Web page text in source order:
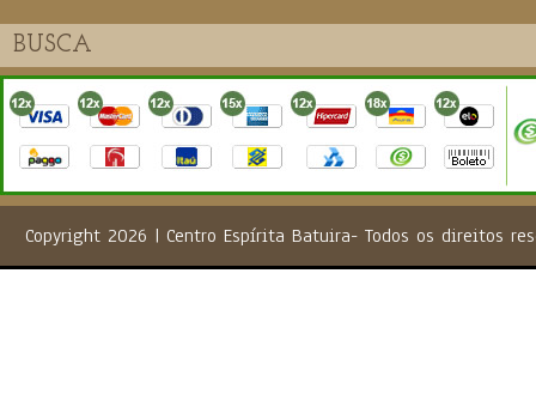
Copyright 2026 | Centro Espírita Batuira- Todos os